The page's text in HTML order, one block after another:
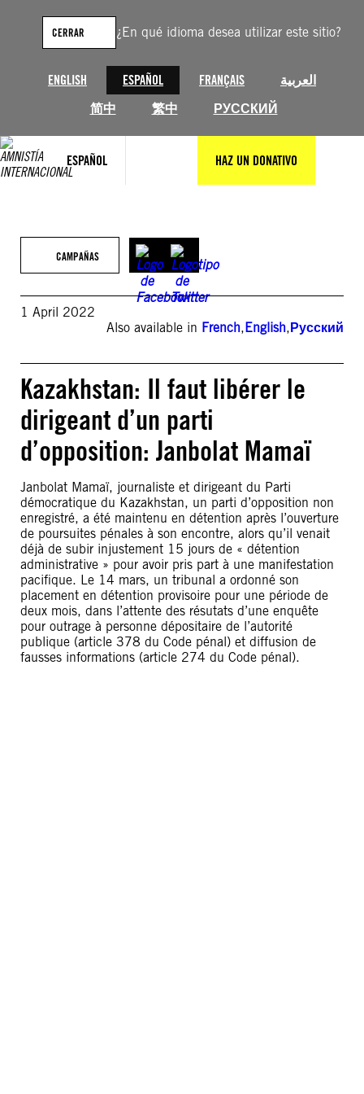
¿En qué idioma desea utilizar este sitio?
ENGLISH ESPAÑOL FRANÇAIS
العربية
简中
繁中 РУССКИЙ
CERRAR
ESPAÑOL HAZ UN DONATIVO
contenido
CAMPAÑAS
1 April 2022
Also available in French,English,Русский
Kazakhstan: Il faut libérer le
dirigeant d’un parti
d’opposition: Janbolat Mamaï
Janbolat Mamaï, journaliste et dirigeant du Parti
démocratique du Kazakhstan, un parti d’opposition non
enregistré, a été maintenu en détention après l’ouverture
de poursuites pénales à son encontre, alors qu’il venait
déjà de subir injustement 15 jours de « détention
administrative » pour avoir pris part à une manifestation
pacifique. Le 14 mars, un tribunal a ordonné son
placement en détention provisoire pour une période de
deux mois, dans l’attente des résutats d’une enquête
pour outrage à personne dépositaire de l’autorité
publique (article 378 du Code pénal) et diffusion de
fausses informations (article 274 du Code pénal).